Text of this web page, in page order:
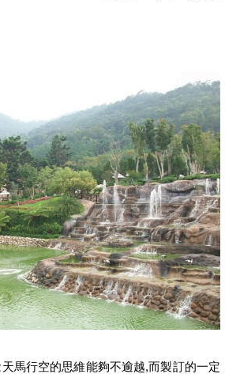
馬行空的思維能夠不逾越,而製訂的一定